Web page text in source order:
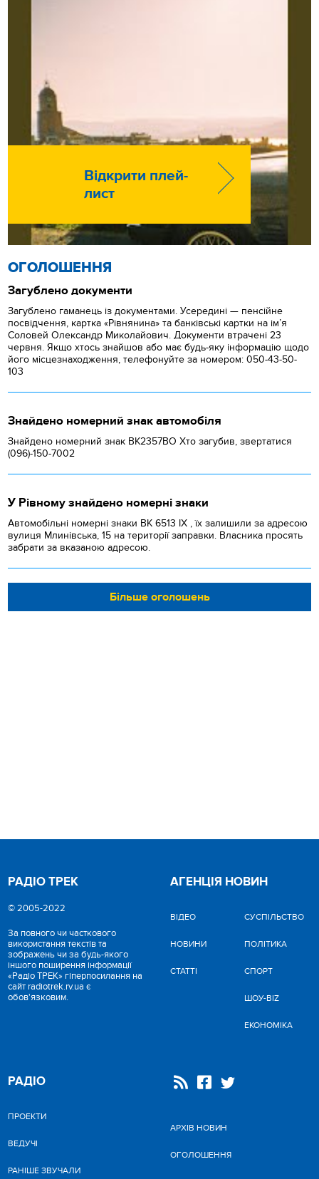
Відкрити плей-
лист
ОГОЛОШЕННЯ
Загублено документи
Загублено гаманець із документами. Усередині — пенсійне
посвідчення, картка «Рівнянина» та банківські картки на ім’я
Соловей Олександр Миколайович. Документи втрачені 23
червня. Якщо хтось знайшов або має будь-яку інформацію щодо
його місцезнаходження, телефонуйте за номером: 050-43-50-
103
Знайдено номерний знак автомобіля
Знайдено номерний знак ВК2357ВО Хто загубив, звертатися
(096)-150-7002
У Рівному знайдено номерні знаки
Автомобільні номерні знаки BK 6513 IX , їх залишили за адресою
вулиця Млинівська, 15 на території заправки. Власника просять
забрати за вказаною адресою.
Більше оголошень
РАДІО ТРЕК
© 2005-2022
За повного чи часткового
використання текстів та
зображень чи за будь-якого
іншого поширення інформації
«Радіо ТРЕК» гіперпосилання на
сайт radiotrek.rv.ua є
обов'язковим.
АГЕНЦІЯ НОВИН
ВІДЕО
НОВИНИ
СТАТТІ
CУСПІЛЬСТВО
ПОЛІТИКА
СПОРТ
ШОУ-BIZ
ЕКОНОМІКА
РАДІО
ПРОЕКТИ
ВЕДУЧІ
РАНІШЕ ЗВУЧАЛИ
АРХІВ НОВИН
ОГОЛОШЕННЯ